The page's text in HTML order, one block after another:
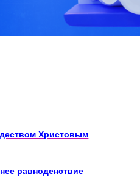
Христовым
равноденствие